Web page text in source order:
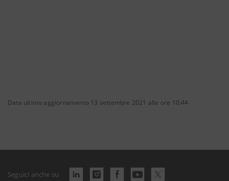
Data ultimo aggiornamento 13 settembre 2021 alle ore 10:44
Seguici anche su